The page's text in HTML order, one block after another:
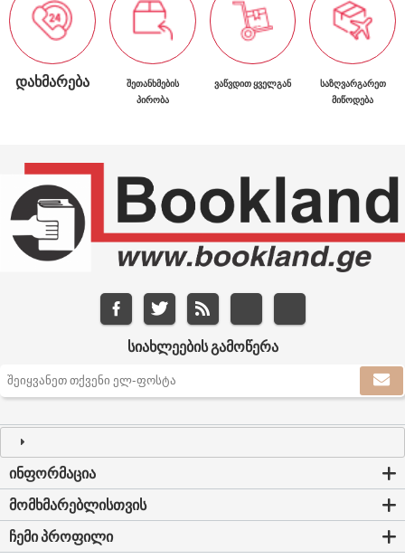
ᲓᲐᲮᲛᲐᲠᲔᲑᲐ
ᲨᲔᲗᲐᲜᲮᲛᲔᲑᲘᲡ
ᲞᲘᲠᲝᲑᲐ
ᲕᲐᲬᲕᲓᲘᲗ ᲧᲕᲔᲚᲒᲐᲜ
ᲡᲐᲖᲦᲕᲐᲠᲒᲐᲠᲔᲗ
ᲛᲘᲬᲝᲓᲔᲑᲐ
ᲡᲘᲐᲮᲚᲔᲔᲑᲘᲡ ᲒᲐᲛᲝᲬᲔᲠᲐ
ᲘᲜᲤᲝᲠᲛᲐᲪᲘᲐ
ᲛᲝᲛᲮᲛᲐᲠᲔᲑᲚᲘᲡᲗᲕᲘᲡ
ᲩᲔᲛᲘ ᲞᲠᲝᲤᲘᲚᲘ